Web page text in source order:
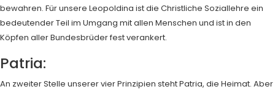
bewahren. Für unsere Leopoldina ist die Christliche Soziallehre ein
bedeutender Teil im Umgang mit allen Menschen und ist in den
Köpfen aller Bundesbrüder fest verankert.
Patria:
An zweiter Stelle unserer vier Prinzipien steht Patria, die Heimat. Aber